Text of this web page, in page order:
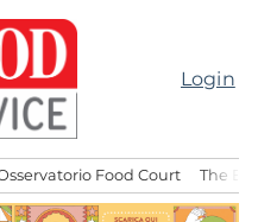
Login
Food Court The